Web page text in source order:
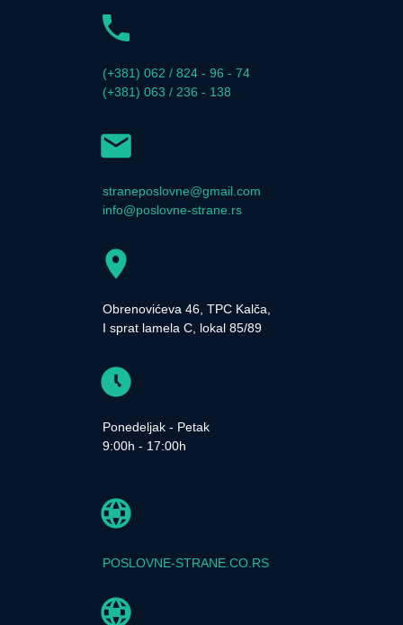
(+381) 062 / 824 - 96 - 74
(+381) 063 / 236 - 138
straneposlovne@gmail.com
info@poslovne-strane.rs
Obrenovićeva 46, TPC Kalča,
I sprat lamela C, lokal 85/89
Ponedeljak - Petak
9:00h - 17:00h
POSLOVNE-STRANE.CO.RS